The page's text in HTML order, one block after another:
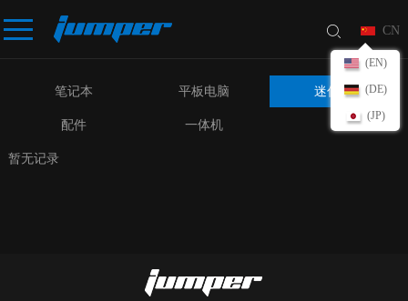
CN
(EN)
(DE)
(JP)
笔记本 平板电脑 迷你PC
配件 一体机
暂无记录